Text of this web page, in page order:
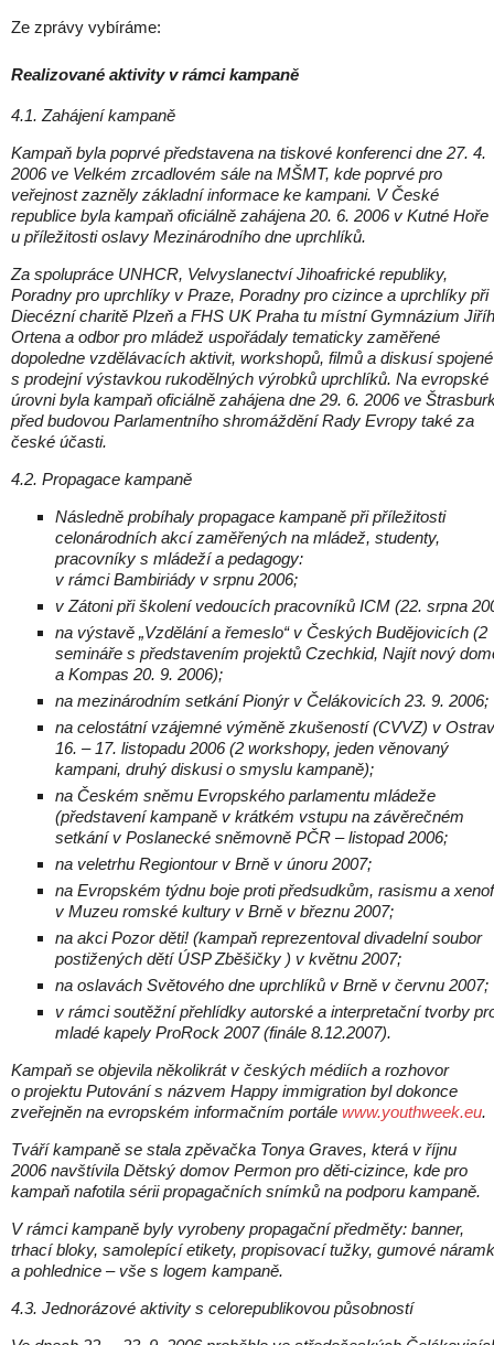
Ze zprávy vybíráme:
Realizované aktivity v rámci kampaně
4.1. Zahájení kampaně
Kampaň byla poprvé představena na tiskové konferenci dne 27. 4.
2006 ve Velkém zrcadlovém sále na MŠMT, kde poprvé pro
veřejnost zazněly základní informace ke kampani. V České
republice byla kampaň oficiálně zahájena 20. 6. 2006 v Kutné Hoře
u příležitosti oslavy Mezinárodního dne uprchlíků.
Za spolupráce UNHCR, Velvyslanectví Jihoafrické republiky,
Poradny pro uprchlíky v Praze, Poradny pro cizince a uprchlíky při
Diecézní charitě Plzeň a FHS UK Praha tu místní Gymnázium
Ortena a odbor pro mládež uspořádaly tematicky zaměřené
dopoledne vzdělávacích aktivit, workshopů, filmů a diskusí spojené
s prodejní výstavkou rukodělných výrobků uprchlíků. Na evropské
úrovni byla kampaň oficiálně zahájena dne 29. 6. 2006 ve
před budovou Parlamentního shromáždění Rady Evropy také za
české účasti.
4.2. Propagace kampaně
Následně probíhaly propagace kampaně při příležitosti
celonárodních akcí zaměřených na mládež, studenty,
pracovníky s mládeží a pedagogy:
v rámci Bambiriády v srpnu 2006;
v Zátoni při školení vedoucích pracovníků ICM (22. srpna
na výstavě „Vzdělání a řemeslo“ v Českých Budějovicích (2
semináře s představením projektů Czechkid, Najít nový
a Kompas 20. 9. 2006);
na mezinárodním setkání Pionýr v Čelákovicích 23. 9. 2006;
na celostátní vzájemné výměně zkušeností (CVVZ) v
16. – 17. listopadu 2006 (2 workshopy, jeden věnovaný
kampani, druhý diskusi o smyslu kampaně);
na Českém sněmu Evropského parlamentu mládeže
(představení kampaně v krátkém vstupu na závěrečném
setkání v Poslanecké sněmovně PČR – listopad 2006;
na veletrhu Regiontour v Brně v únoru 2007;
na Evropském týdnu boje proti předsudkům, rasismu a
v Muzeu romské kultury v Brně v březnu 2007;
na akci Pozor děti! (kampaň reprezentoval divadelní soubor
postižených dětí ÚSP Zběšičky ) v květnu 2007;
na oslavách Světového dne uprchlíků v Brně v červnu 2007;
v rámci soutěžní přehlídky autorské a interpretační tvorby
mladé kapely ProRock 2007 (finále 8.12.2007).
Kampaň se objevila několikrát v českých médiích a rozhovor
o projektu Putování s názvem Happy immigration byl dokonce
zveřejněn na evropském informačním portále www.youthweek.eu.
Tváří kampaně se stala zpěvačka Tonya Graves, která v říjnu
2006 navštívila Dětský domov Permon pro děti-cizince, kde pro
kampaň nafotila sérii propagačních snímků na podporu kampaně.
V rámci kampaně byly vyrobeny propagační předměty: banner,
trhací bloky, samolepící etikety, propisovací tužky, gumové
a pohlednice – vše s logem kampaně.
4.3. Jednorázové aktivity s celorepublikovou působností